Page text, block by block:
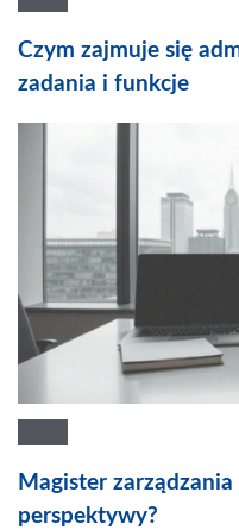
Czym zajmuje się
zadania i funkcje
Magister
perspektywy?